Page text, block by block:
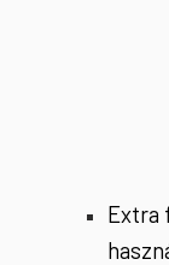
Extra